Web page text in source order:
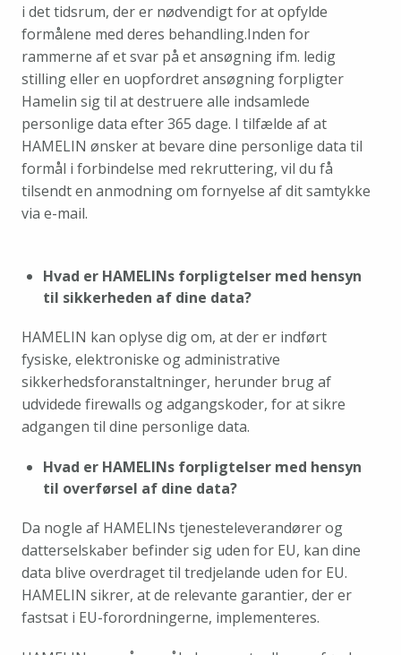
i det tidsrum, der er nødvendigt for at opfylde
formålene med deres behandling.Inden for
rammerne af et svar på et ansøgning ifm. ledig
stilling eller en uopfordret ansøgning forpligter
Hamelin sig til at destruere alle indsamlede
personlige data efter 365 dage. I tilfælde af at
HAMELIN ønsker at bevare dine personlige data til
formål i forbindelse med rekruttering, vil du få
tilsendt en anmodning om fornyelse af dit samtykke
via e-mail.
Hvad er HAMELINs forpligtelser med hensyn
til sikkerheden af dine data?
HAMELIN kan oplyse dig om, at der er indført
fysiske, elektroniske og administrative
sikkerhedsforanstaltninger, herunder brug af
udvidede firewalls og adgangskoder, for at sikre
adgangen til dine personlige data.
Hvad er HAMELINs forpligtelser med hensyn
til overførsel af dine data?
Da nogle af HAMELINs tjenesteleverandører og
datterselskaber befinder sig uden for EU, kan dine
data blive overdraget til tredjelande uden for EU.
HAMELIN sikrer, at de relevante garantier, der er
fastsat i EU-forordningerne, implementeres.